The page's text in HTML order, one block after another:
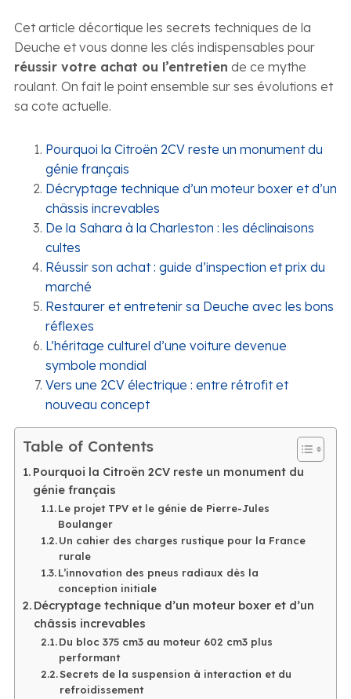
Cet article décortique les secrets techniques de la
Deuche et vous donne les clés indispensables pour
réussir votre achat ou l’entretien de ce mythe
roulant. On fait le point ensemble sur ses évolutions et
sa cote actuelle.
Pourquoi la Citroën 2CV reste un monument du
génie français
Décryptage technique d’un moteur boxer et d’un
châssis increvables
De la Sahara à la Charleston : les déclinaisons
cultes
Réussir son achat : guide d’inspection et prix du
marché
Restaurer et entretenir sa Deuche avec les bons
réflexes
L’héritage culturel d’une voiture devenue
symbole mondial
Vers une 2CV électrique : entre rétrofit et
nouveau concept
Table of Contents
Pourquoi la Citroën 2CV reste un monument du
génie français
Le projet TPV et le génie de Pierre-Jules
Boulanger
Un cahier des charges rustique pour la France
rurale
L’innovation des pneus radiaux dès la
conception initiale
Décryptage technique d’un moteur boxer et d’un
châssis increvables
Du bloc 375 cm3 au moteur 602 cm3 plus
performant
Secrets de la suspension à interaction et du
refroidissement